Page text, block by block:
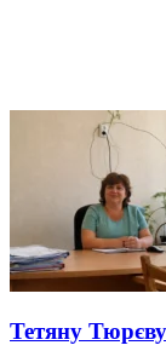
Тетяну